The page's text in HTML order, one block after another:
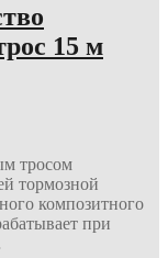
15 м
тросом
тормозной
композитного
при